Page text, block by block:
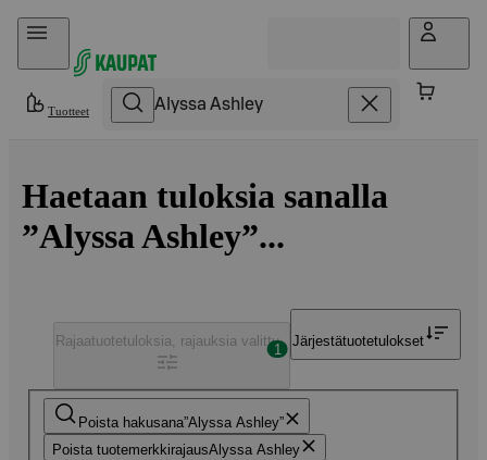
Hyppää sisältöön
Tuotteet
Haetaan tuloksia sanalla
”Alyssa Ashley”...
Poista hakusana Alyssa Ashley
Poista tuotemerkkirajausAlyssa Ashley
Rajaatuotetuloksia, rajauksia valittu
1
Järjestätuotetulokset